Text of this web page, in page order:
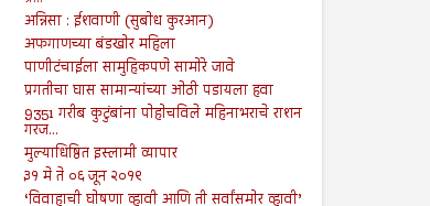
अन्निसा : ईशवाणी (सुबोध कुरआन)
अफगाणच्या बंडखोर महिला
पाणीटंचाईला सामुहिकपणे सामोरे जावे
प्रगतीचा घास सामान्यांच्या ओठी पडायला हवा
9351 गरीब कुटुंबांना पोहोचविले महिनाभराचे राशन
गरज...
मुल्याधिष्ठित इस्लामी व्यापार
३१ मे ते ०६ जून २०१९
‘विवाहाची घोषणा व्हावी आणि ती सर्वांसमोर व्हावी’